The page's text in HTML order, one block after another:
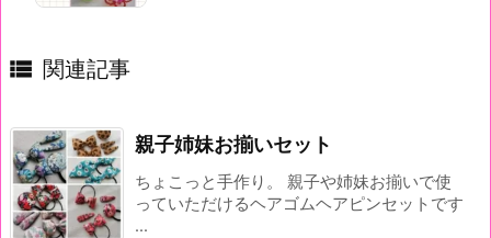
 関連記事
親子姉妹お揃いセット
ちょこっと手作り。 親子や姉妹お揃いで使
っていただけるヘアゴムヘアピンセットです
...